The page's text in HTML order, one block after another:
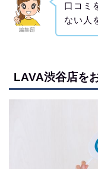
編集部
口コミ
ない人
LAVA渋谷店を